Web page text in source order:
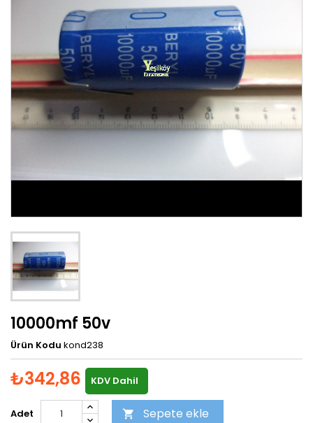
10000mf 50v
Ürün Kodu kond238
₺342,86 KDV Dahil
Adet  Sepete ekle